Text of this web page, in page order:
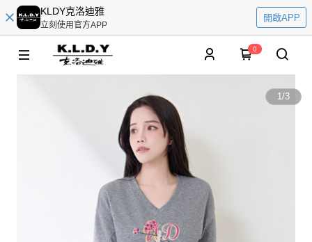
KLDY克洛迪雅
立刻使用官方APP
開啟APP
0
1/3